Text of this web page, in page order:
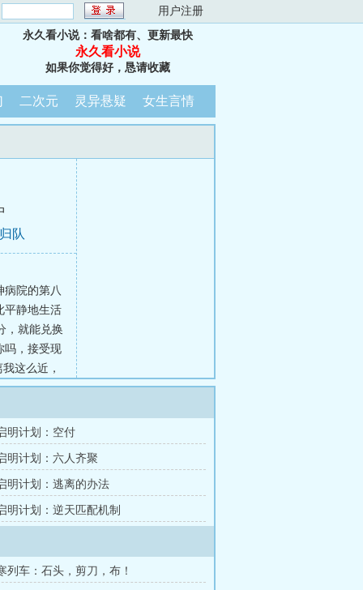
用户注册
永久看小说：看啥都有、更新最快
永久看小说
如果你觉得好，恳请收藏
二次元 灵异悬疑 女生言情
队
病院的第八
平静地生活
，就能兑换
吗，接受现
这么近，
餐厅的营业
...明计划：空付
明计划：六人齐聚
明计划：逃离的办法
明计划：逆天匹配机制
列车：石头，剪刀，布！